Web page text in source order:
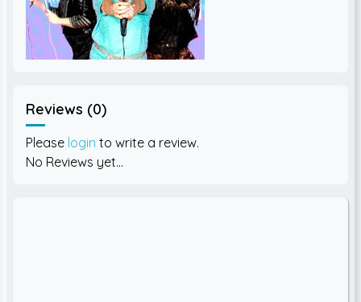
Reviews (0)
Please login to write a review.
No Reviews yet...